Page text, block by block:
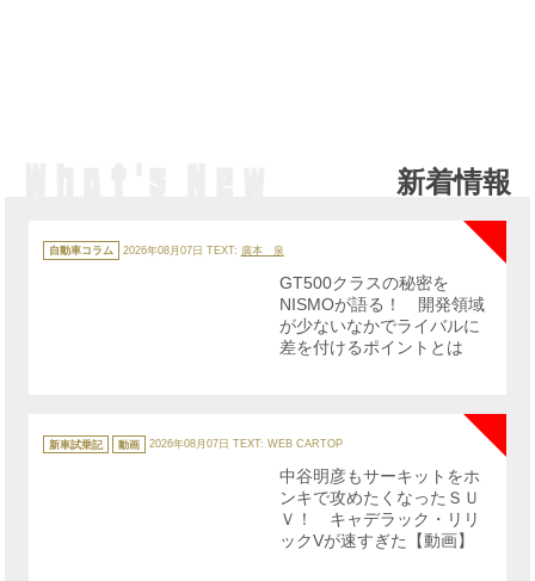
新着情報
テ
ゴ
自動車コラム 2026年08月07日 TEXT: 廣本 泉
NEW
GT500クラスの秘密を
NISMOが語る！ 開発領域
が少ないなかでライバルに
差を付けるポイントとは
テ
ゴ
新車試乗記 動画 2026年08月07日 TEXT: WEB CARTOP
中谷明彦もサーキットをホ
ンキで攻めたくなったＳＵ
Ｖ！ キャデラック・リリ
ックVが速すぎた【動画】